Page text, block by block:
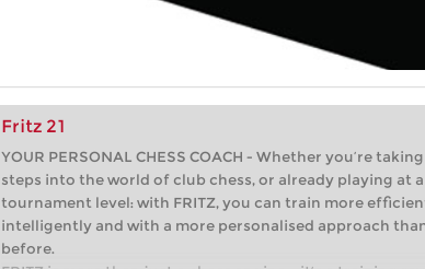
Fritz 21
YOUR PERSONAL CHESS COACH - Whether you’re
steps into the world of club chess, or already playing at a
tournament level: with FRITZ, you can train more
intelligently and with a more personalised approach
before.